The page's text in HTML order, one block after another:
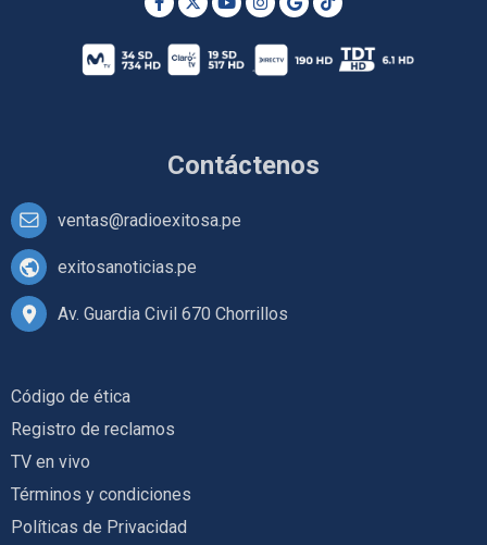
Contáctenos
ventas@radioexitosa.pe
exitosanoticias.pe
Av. Guardia Civil 670 Chorrillos
Código de ética
Registro de reclamos
TV en vivo
Términos y condiciones
Políticas de Privacidad